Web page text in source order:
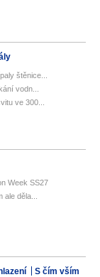
štěnice...
vodn...
ve 300...
Week SS27
děla...
S čím vším